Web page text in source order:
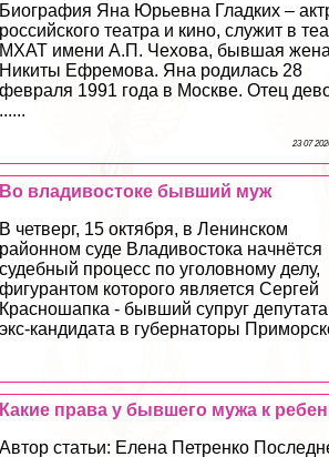
Биография Яна Юрьевна Гладких –
российского театра и кино, служит в
МХАТ имени А.П. Чехова, бывшая жена
Никиты Ефремова. Яна родилась 28
февраля 1991 года в Москве. Отец
......
23 07
Во владивостоке бывший муж
В четверг, 15 октября, в Ленинском
районном суде Владивостока начнётся
судебный процесс по уголовному делу,
фигурантом которого является Сергeй
Краcнoшaпка - бывший супруг
экс-кандидата в губернаторы
Какие права у бывшего мужа к
Автор статьи: Елена Петренко